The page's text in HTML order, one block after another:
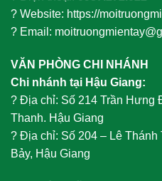
? Website: https://
? Email:
VĂN PHÒNG CHI NHÁNH
Chi nhánh tại Hậu Giang:
? Địa chỉ: Số 214 Trần Hưng
Thanh. Hậu Giang
? Địa chỉ: Số 204 – Lê Thánh
Bảy, Hậu Giang